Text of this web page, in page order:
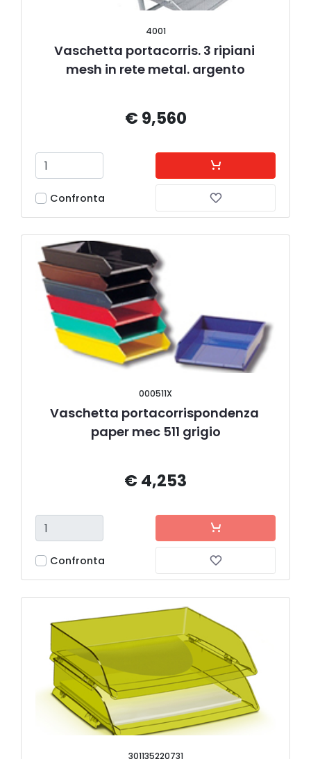
4001
Vaschetta portacorris. 3 ripiani
mesh in rete metal. argento
€ 9,560
Confronta
000511X
Vaschetta portacorrispondenza
paper mec 511 grigio
€ 4,253
Confronta
301135220731